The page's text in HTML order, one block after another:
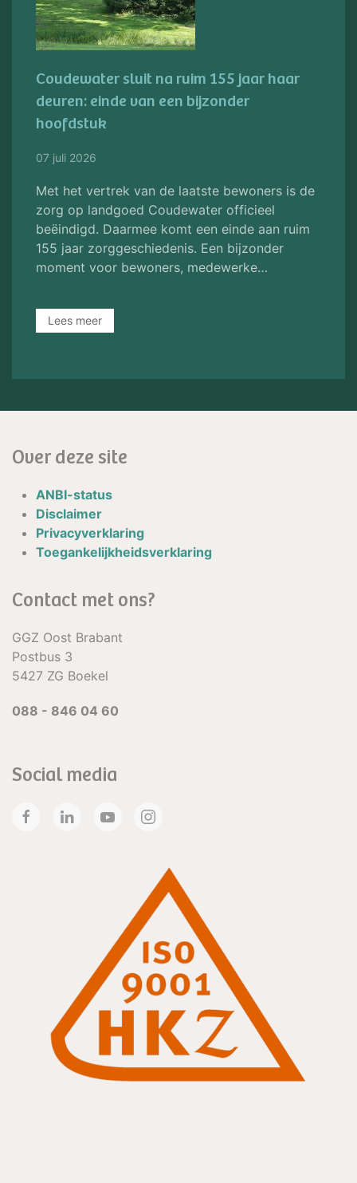
Coudewater sluit na ruim 155 jaar haar
deuren: einde van een bijzonder
hoofdstuk
07 juli 2026
Met het vertrek van de laatste bewoners is de
zorg op landgoed Coudewater officieel
beëindigd. Daarmee komt een einde aan ruim
155 jaar zorggeschiedenis. Een bijzonder
moment voor bewoners, medewerke…
Lees meer
Over deze site
ANBI-status
Disclaimer
Privacyverklaring
Toegankelijkheidsverklaring
Contact met ons?
GGZ Oost Brabant
Postbus 3
5427 ZG Boekel
088 - 846 04 60
Social media